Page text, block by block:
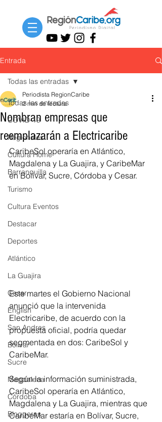
Entrada
Todas las entradas
COVID-19
Regionales
Cultura Home
Barranquilla
Turismo
Cultura Eventos
Destacar
Deportes
Atlántico
La Guajira
Cesar
English
San Andres
Bolívar
Sucre
Magdalena
Córdoba
Bloggeros
Todas las entradas
Nombran empresas que
reemplazarán a Electricaribe
Periodista RegionCaribe
2 min de lectura
CaribeSol operaría en Atlántico,
Magdalena y La Guajira, y CaribeMar
en Bolívar, Sucre, Córdoba y Cesar.
Este martes el Gobierno Nacional
anunció que la intervenida
Electricaribe, de acuerdo con la
propuesta oficial, podría quedar
segmentada en dos: CaribeSol y
CaribeMar.
Según la información suministrada,
CaribeSol operaría en Atlántico,
Magdalena y La Guajira, mientras que
CaribeMar estaría en Bolívar, Sucre,